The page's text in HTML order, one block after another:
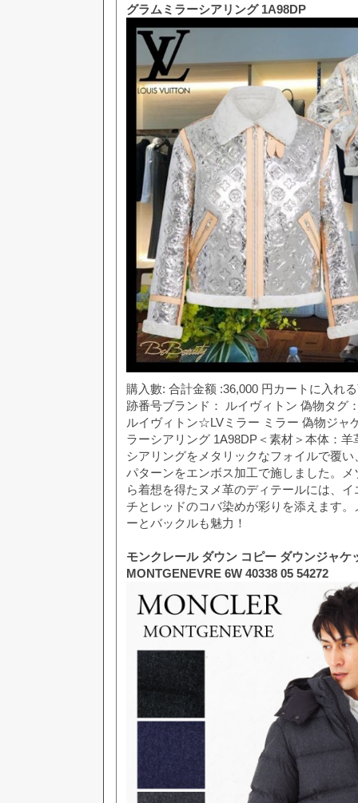
グラムミラーシアリング 1A98DP
購入數: 合計金额 :36,000 円カートに入れ
跡番号ブランド： ルイヴィトン 偽物タグ
ルイヴィトン☆LVミラー ミラー 偽物ジャ
ラーシアリング 1A98DP＜素材＞本体：羊
シアリングをメタリックなフォイルで覆
パターンをエンボス加工で施しました。
ら着想を得たヌメ革のディテールには、
チとレッドのコバ染めが彩りを添えます
ーとバックルも魅力！
モンクレール ダウン コピー ダウンジャケ
MONTGENEVRE 6W 40338 05 54272